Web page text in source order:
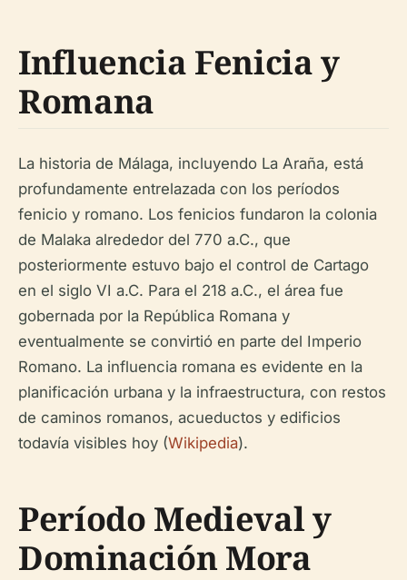
Influencia Fenicia y
Romana
La historia de Málaga, incluyendo La Araña, está
profundamente entrelazada con los períodos
fenicio y romano. Los fenicios fundaron la colonia
de Malaka alrededor del 770 a.C., que
posteriormente estuvo bajo el control de Cartago
en el siglo VI a.C. Para el 218 a.C., el área fue
gobernada por la República Romana y
eventualmente se convirtió en parte del Imperio
Romano. La influencia romana es evidente en la
planificación urbana y la infraestructura, con restos
de caminos romanos, acueductos y edificios
todavía visibles hoy (Wikipedia).
Período Medieval y
Dominación Mora